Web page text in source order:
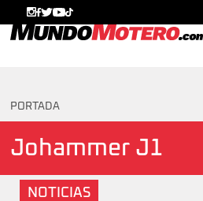
PORTADA
Johammer J1
NOTICIAS